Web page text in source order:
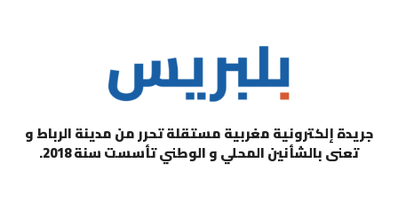
جريدة إلكترونية مغربية مستقلة تحرر من مدينة الرباط و
تعنى بالشأنين المحلي و الوطني تأسست سنة 2018.